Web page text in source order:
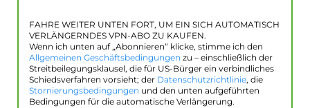
FAHRE WEITER UNTEN FORT, UM EIN SICH AUTOMATISCH
VERLÄNGERNDES VPN-ABO ZU KAUFEN.
Wenn ich unten auf „Abonnieren“ klicke, stimme ich den
Allgemeinen Geschäftsbedingungen zu – einschließlich der
Streitbeilegungsklausel, die für US-Bürger ein verbindliches
Schiedsverfahren vorsieht; der Datenschutzrichtlinie, die
Stornierungsbedingungen und den unten aufgeführten
Bedingungen für die automatische Verlängerung.